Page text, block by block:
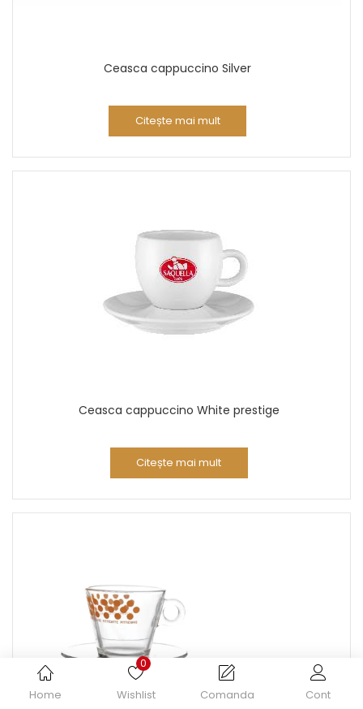
Home
0
Wishlist Comanda Cont
Ceasca cappuccino Silver
Citește mai mult
Ceasca cappuccino White prestige
Citește mai mult